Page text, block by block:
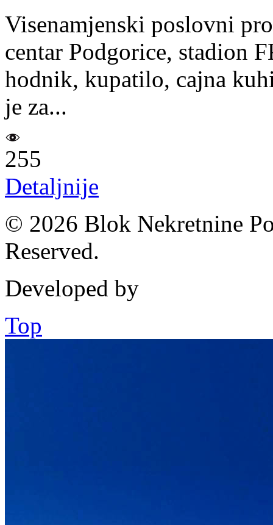
Visenamjenski poslovni
centar Podgorice, stadion
hodnik, kupatilo, cajna
je za...
255
Detaljnije
© 2026 Blok Nekretnine
Reserved.
Developed by
Top